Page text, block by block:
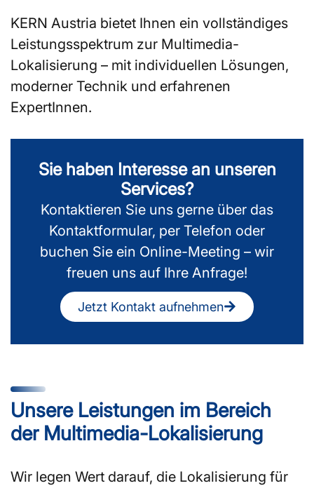
KERN Austria bietet Ihnen ein vollständiges
Leistungsspektrum zur Multimedia-
Lokalisierung – mit individuellen Lösungen,
moderner Technik und erfahrenen
ExpertInnen.
Sie haben Interesse an unseren
Services?
Kontaktieren Sie uns gerne über das
Kontaktformular, per Telefon oder
buchen Sie ein Online-Meeting – wir
freuen uns auf Ihre Anfrage!
Jetzt Kontakt aufnehmen
Unsere Leistungen im Bereich
der Multimedia-Lokalisierung
Wir legen Wert darauf, die Lokalisierung für